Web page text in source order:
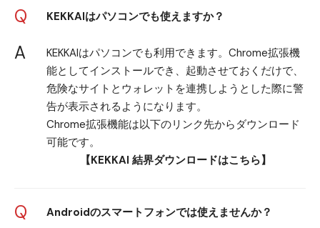
Q KEKKAIはパソコンでも使えますか？
A
KEKKAIはパソコンでも利用できます。Chrome拡張機
能としてインストールでき、起動させておくだけで、
危険なサイトとウォレットを連携しようとした際に警
告が表示されるようになります。
Chrome拡張機能は以下のリンク先からダウンロード
可能です。
【KEKKAI 結界ダウンロードはこちら】
Q Androidのスマートフォンでは使えませんか？